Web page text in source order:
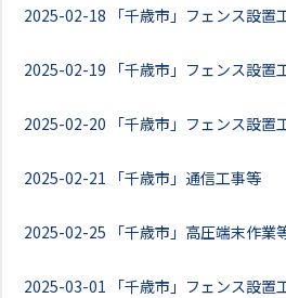
2025-02-18 「千歳市」フェンス設置
2025-02-19 「千歳市」フェンス設置
2025-02-20 「千歳市」フェンス設置
2025-02-21 「千歳市」通信工事等
2025-02-25 「千歳市」高圧端末作業
2025-03-01 「千歳市」フェンス設置